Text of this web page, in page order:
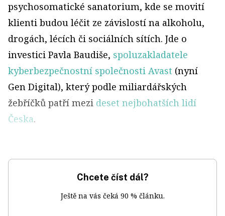
psychosomatické sanatorium, kde se movití
klienti budou léčit ze závislostí na alkoholu,
drogách, lécích či sociálních sítích. Jde o
investici Pavla Baudiše, spoluzakladatele
kyberbezpečnostní společnosti Avast (nyní
Gen Digital), který podle miliardářských
žebříčků patří mezi deset nejbohatších lidí
Česka.
Chcete číst dál?
Ještě na vás čeká 90 % článku.